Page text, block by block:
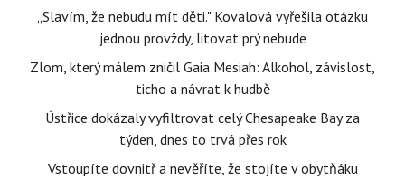
„Slavím, že nebudu mít děti." Kovalová vyřešila otázku
jednou provždy, litovat prý nebude
Zlom, který málem zničil Gaia Mesiah: Alkohol, závislost,
ticho a návrat k hudbě
Ústřice dokázaly vyfiltrovat celý Chesapeake Bay za
týden, dnes to trvá přes rok
Vstoupíte dovnitř a nevěříte, že stojíte v obytňáku